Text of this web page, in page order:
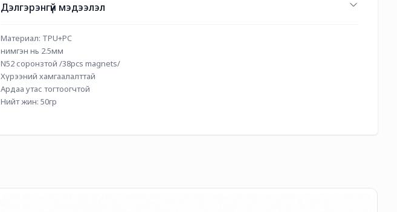
Дэлгэрэнгүй мэдээлэл
Mатериал: TPU+PC
нимгэн нь 2.5мм
N52 соронзтой /38pcs magnets/
Хүрээний хамгаалалттай
Ардаа утас тогтоогчтой
Нийт жин: 50гр